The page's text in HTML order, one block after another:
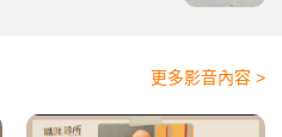
更多影音內容 >